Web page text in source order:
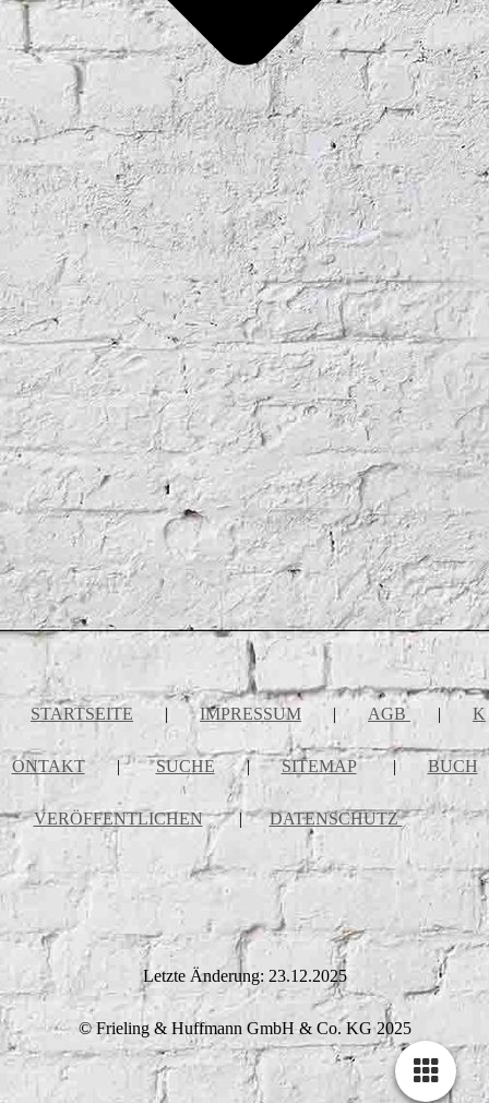
STARTSEITE | IMPRESSUM | AGB | K
ONTAKT | SUCHE | SITEMAP | BUCH
VERÖFFENTLICHEN | DATENSCHUTZ
Letzte Änderung: 23.12.2025
© Frieling & Huffmann GmbH & Co. KG 2025